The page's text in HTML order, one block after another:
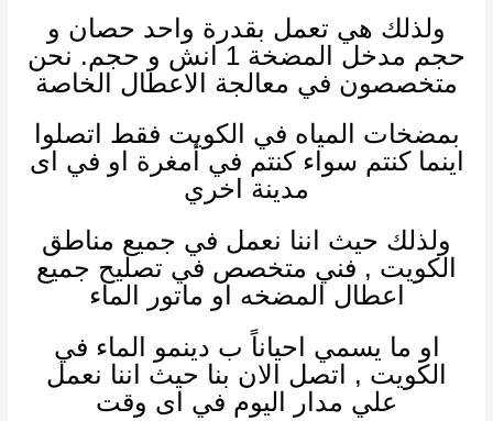
ولذلك هي تعمل بقدرة واحد حصان و
حجم مدخل المضخة 1 انش و حجم. نحن
متخصصون في معالجة الاعطال الخاصة
بمضخات المياه في الكويت فقط اتصلوا
اينما كنتم سواء كنتم في أمغرة او في اى
مدينة اخري
ولذلك حيث اننا نعمل في جميع مناطق
الكويت , فني متخصص في تصليح جميع
اعطال المضخه او ماتور الماء
او ما يسمي احياناً ب دينمو الماء في
الكويت , اتصل الان بنا حيث اننا نعمل
علي مدار اليوم في اى وقت